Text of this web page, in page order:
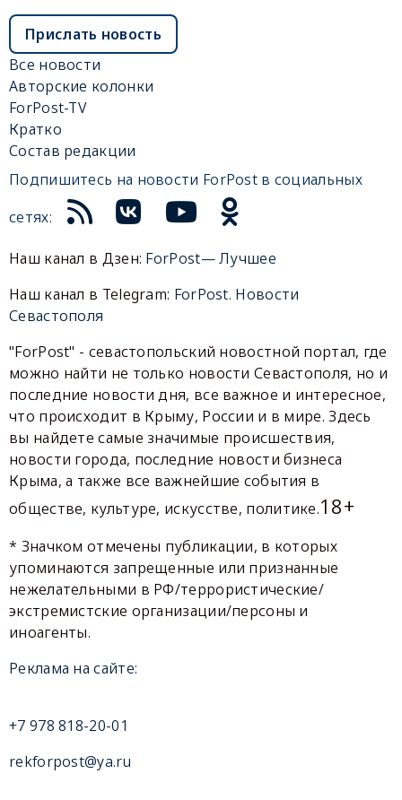
Прислать новость
Все новости
Авторские колонки
ForPost-TV
Кратко
Состав редакции
Подпишитесь на новости ForPost в социальных
сетях:
Наш канал в Дзен: ForPost— Лучшее
Наш канал в Telegram: ForPost. Новости
Севастополя
"ForPost" - севастопольский новостной портал, где
можно найти не только новости Севастополя, но и
последние новости дня, все важное и интересное,
что происходит в Крыму, России и в мире. Здесь
вы найдете самые значимые происшествия,
новости города, последние новости бизнеса
Крыма, а также все важнейшие события в
обществе, культуре, искусстве, политике.18+
* Значком отмечены публикации, в которых
упоминаются запрещенные или признанные
нежелательными в РФ/террористические/
экстремистские организации/персоны и
иноагенты.
Реклама на сайте:
+7 978 818-20-01
rekforpost@ya.ru